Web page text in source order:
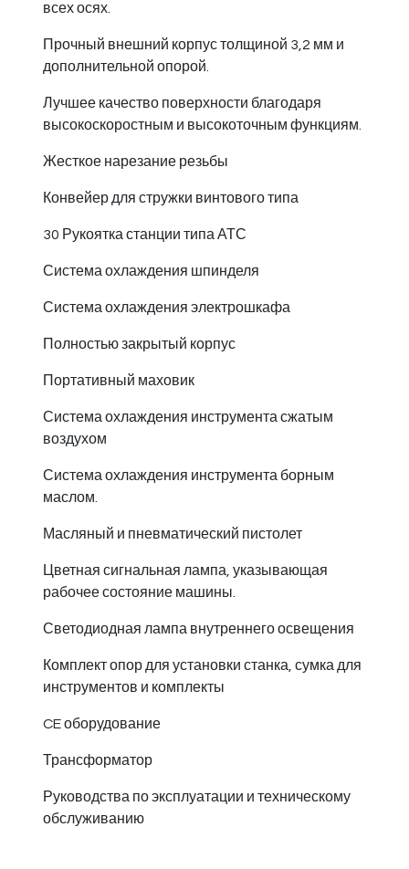
всех осях.
Прочный внешний корпус толщиной 3,2 мм и
дополнительной опорой.
Лучшее качество поверхности благодаря
высокоскоростным и высокоточным функциям.
Жесткое нарезание резьбы
Конвейер для стружки винтового типа
30 Рукоятка станции типа АТС
Система охлаждения шпинделя
Система охлаждения электрошкафа
Полностью закрытый корпус
Портативный маховик
Система охлаждения инструмента сжатым
воздухом
Система охлаждения инструмента борным
маслом.
Масляный и пневматический пистолет
Цветная сигнальная лампа, указывающая
рабочее состояние машины.
Светодиодная лампа внутреннего освещения
Комплект опор для установки станка, сумка для
инструментов и комплекты
CE оборудование
Трансформатор
Руководства по эксплуатации и техническому
обслуживанию